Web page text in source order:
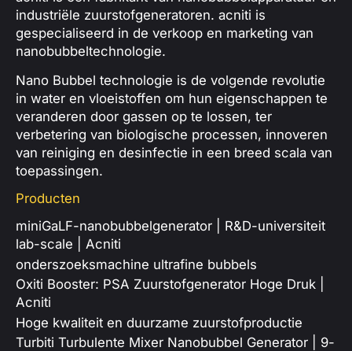
industriële zuurstofgeneratoren. acniti is
gespecialiseerd in de verkoop en marketing van
nanobubbeltechnologie.
Nano Bubbel technologie is de volgende revolutie
in water en vloeistoffen om hun eigenschappen te
veranderen door gassen op te lossen, ter
verbetering van biologische processen, innoveren
van reiniging en desinfectie in een breed scala van
toepassingen.
Producten
miniGaLF-nanobubbelgenerator | R&D-universiteit
lab-scale | Acniti
onderszoeksmachine ultrafine bubbels
Oxiti Booster: PSA Zuurstofgenerator Hoge Druk |
Acniti
Hoge kwaliteit en duurzame zuurstofproductie
Turbiti Turbulente Mixer Nanobubbel Generator | 9-